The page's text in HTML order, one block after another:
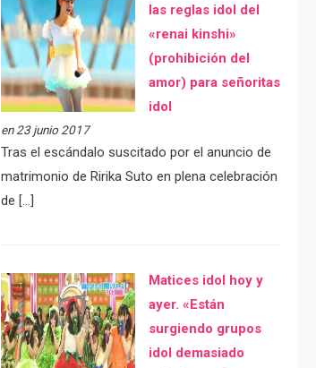
las reglas idol del
«renai kinshi»
(prohibición del
amor) para señoritas
idol
en 23 junio 2017
Tras el escándalo suscitado por el anuncio de
matrimonio de Ririka Suto en plena celebración
de […]
Matices idol hoy y
ayer. «Están
surgiendo grupos
idol demasiado